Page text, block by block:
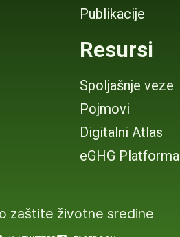
Publikacije
Resursi
Spoljašnje veze
Pojmovi
Digitalni Atlas
eGHG Platforma
zaštite životne sredine